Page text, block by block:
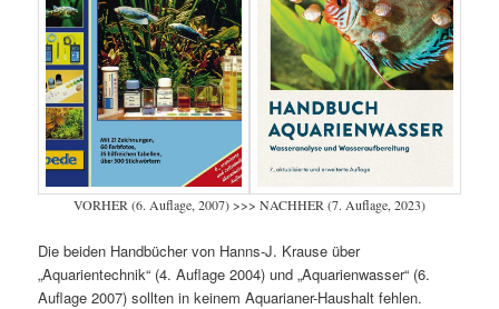
VORHER (6. Auflage, 2007) >>> NACHHER (7. Auflage, 2023)
Die beiden Handbücher von Hanns-J. Krause über
„Aquarientechnik“ (4. Auflage 2004) und „Aquarienwasser“ (6.
Auflage 2007) sollten in keinem Aquarianer-Haushalt fehlen.